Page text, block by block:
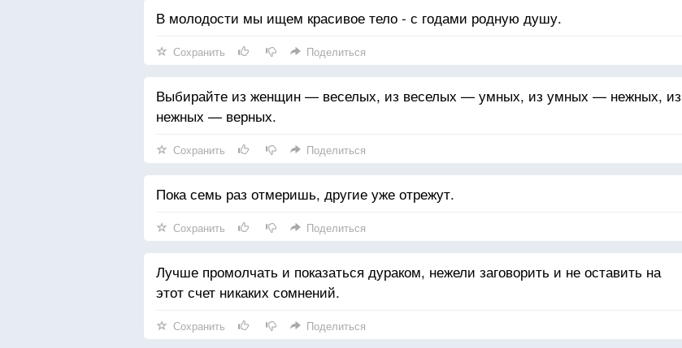
В молодости мы ищем красивое тело - с годами родную душу.
Сохранить Поделиться
Выбирайте из женщин — веселых, из веселых — умных, из умных — нежных, из
нежных — верных.
Сохранить Поделиться
Пока семь раз отмеришь, другие уже отрежут.
Сохранить Поделиться
Лучше промолчать и показаться дураком, нежели заговорить и не оставить на
этот счет никаких сомнений.
Сохранить Поделиться